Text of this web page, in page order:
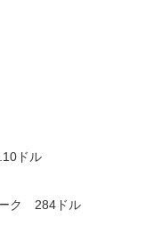
ドル
ーク 284ドル